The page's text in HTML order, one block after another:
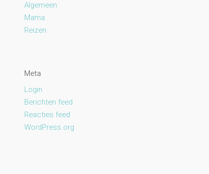
Algemeen
Mama
Reizen
Meta
Login
Berichten feed
Reacties feed
WordPress.org